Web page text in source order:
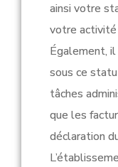
ainsi votre
votre activité
Également, il
sous ce
tâches
que les
déclaration